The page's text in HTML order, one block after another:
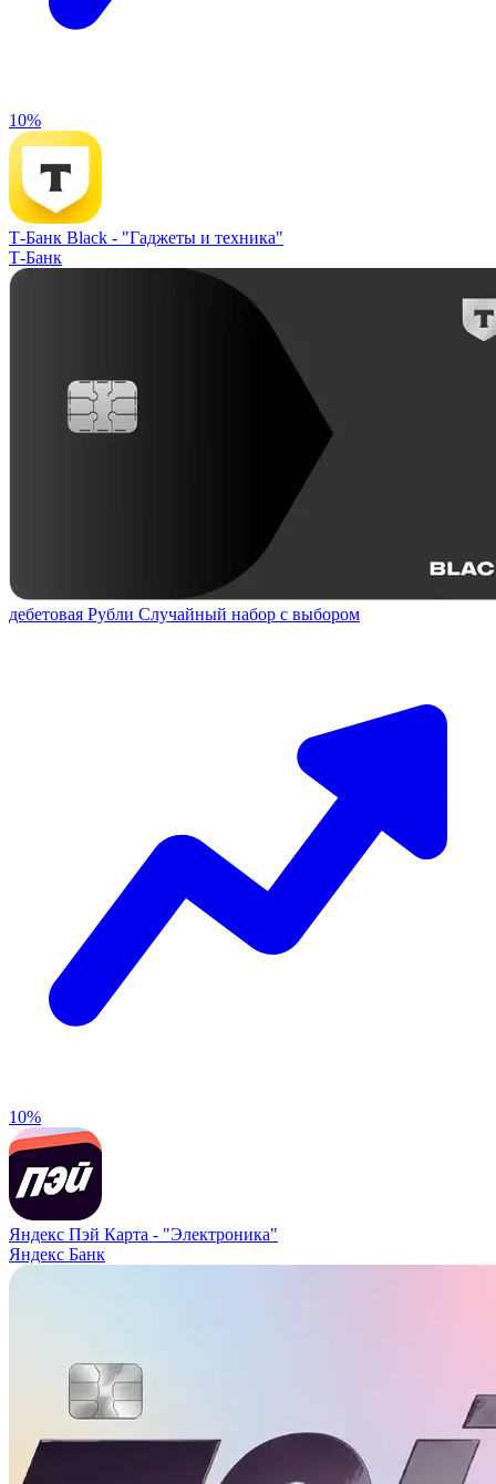
10%
Т-Банк Black - "Гаджеты и техника"
Т-Банк
дебетовая Рубли Случайный набор с выбором
10%
Яндекс Пэй Карта - "Электроника"
Яндекс Банк